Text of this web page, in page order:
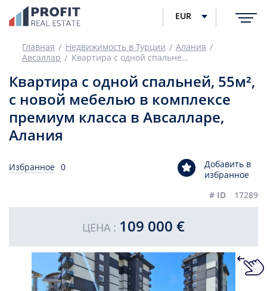
EUR
Главная Недвижимость в Турции
Алания
Авсаллар
Квартира с одной спальней, 55м², с новой мебелью в комплексе премиум класса в Авсалларе, Алания
Квартира с одной спальней, 55м²,
с новой мебелью в комплексе
премиум класса в Авсалларе,
Алания
Избранное 0
Добавить в
избранное
# ID
17289
ЦЕНА : 109 000 €